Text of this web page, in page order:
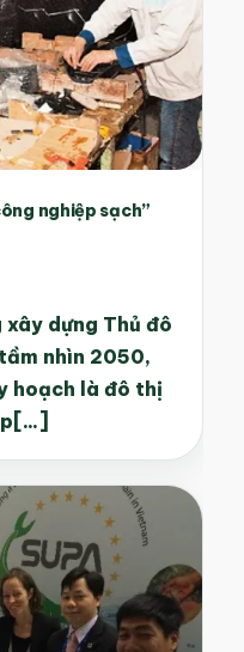
nghiệp sạch”
dựng Thủ đô
nhìn 2050,
hoạch là đô thị